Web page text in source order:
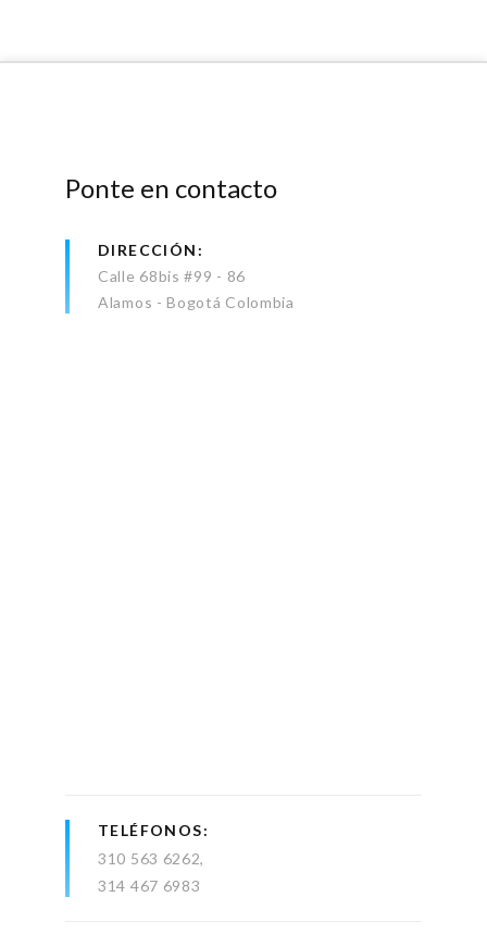
Ponte en contacto
DIRECCIÓN
Calle 68bis #99 - 86
Alamos - Bogotá Colombia
TELÉFONOS
310 563 6262
314 467 6983